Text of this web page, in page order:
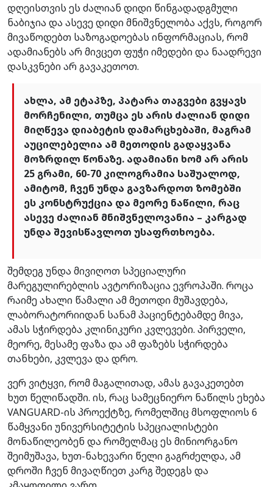
დღეისთვის ეს ძალიან დიდი წინგადადგმული
ნაბიჯია და ასევე დიდი მნიშვნელობა აქვს, როგორ
მივაწოდებთ საზოგადოებას ინფორმაციას, რომ
ადამიანებს არ მივცეთ ფუჭი იმედები და ნაადრევი
დასკვნები არ გავაკეთოთ.
ახლა, ამ ეტაპზე, პატარა თაგვები გვყავს
მორჩენილი, თუმცა ეს არის ძალიან დიდი
მიღწევა დიაბეტის დამარცხებაში, მაგრამ
აუცილებელია ამ მეთოდის გადაყვანა
მოზრდილ წონაზე. ადამიანი ხომ არ არის
25 გრამი, 60-70 კილოგრამია საშუალოდ,
ამიტომ, ჩვენ უნდა გავზარდოთ ზომებში
ეს კონსტრუქცია და მეორე ნაწილი, რაც
ასევე ძალიან მნიშვნელოვანია – კარგად
უნდა შევისწავლოთ უსაფრთხოება.
შემდეგ უნდა მივიღოთ სპეციალური
მარეგულირებლის ავტორიზაცია ევროპაში. როცა
რაიმე ახალი წამალი ამ მეთოდი მუშავდება,
ლაბორატორიიდან სანამ პაციენტებამდე მივა,
ამას სჭირდება კლინიკური კვლევები. პირველი,
მეორე, მესამე ფაზა და ამ ფაზებს სჭირდება
თანხები, კვლევა და დრო.
ვერ ვიტყვი, რომ მაგალითად, ამას გავაკეთებთ
ხუთ წელიწადში. ის, რაც სამეცნიერო ნაწილს ეხება
VANGUARD-ის პროექტზე, რომელშიც მსოფლიოს 6
წამყვანი უნივერსიტეტის სპეციალისტები
მონაწილეობენ და რომელმაც ეს მინიორგანო
შეიმუშავა, ხუთ-ნახევარი წელი გაგრძელდა, ამ
დროში ჩვენ მივაღწიეთ კარგ შედეგს და